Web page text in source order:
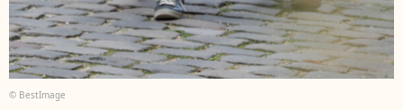
© BestImage